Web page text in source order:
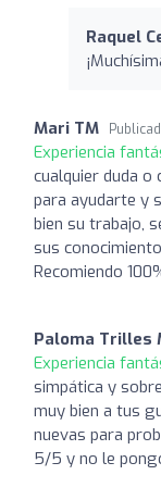
Raquel
Mari TM
Experiencia
cualquier duda
para ayudarte y
bien su trabajo,
sus
Recomiendo
Paloma Trilles
Experiencia
simpática y
muy bien a tus
nuevas para
5/5 y no le